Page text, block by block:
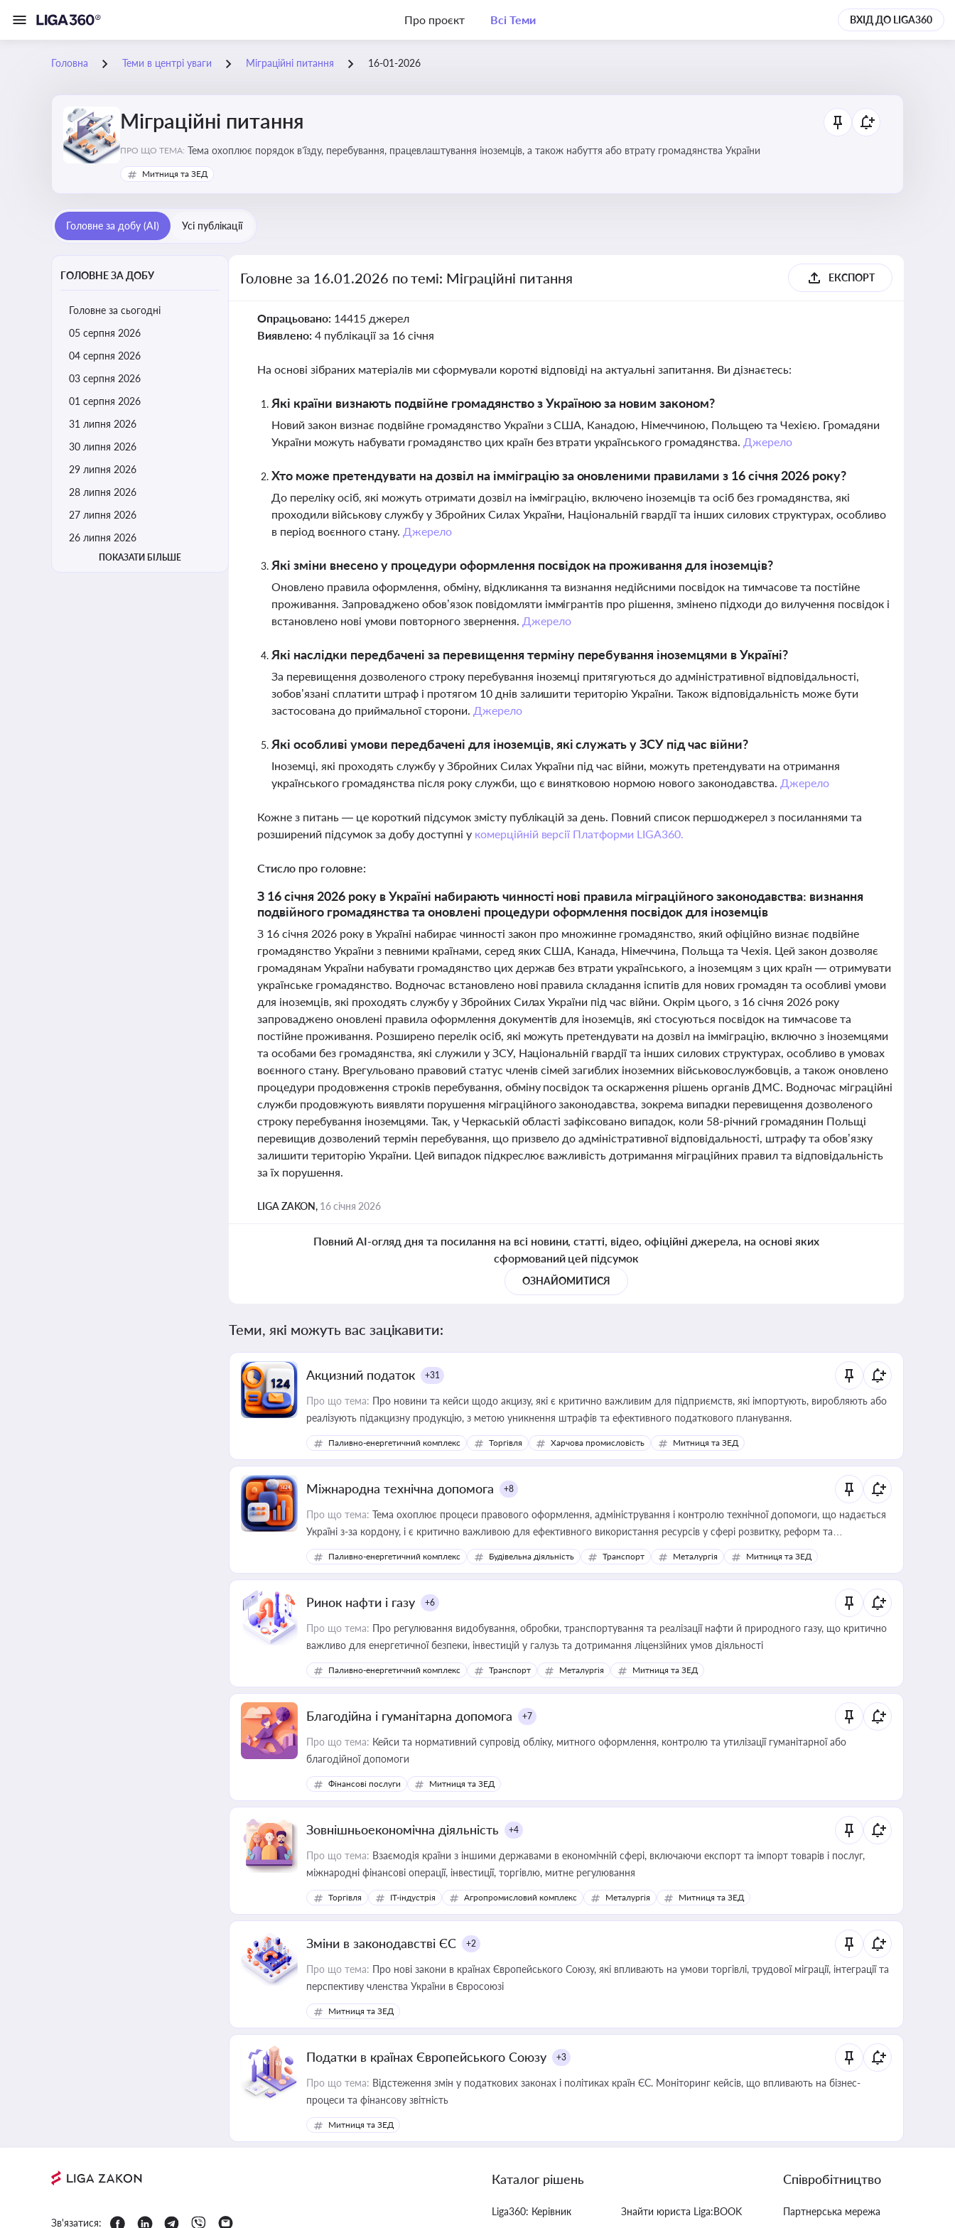
Про проєкт Всі Теми ВХІД ДО LIGA360
Головна Теми в центрі уваги Міграційні питання 16-01-2026
Міграційні питання
ПРО ЩО ТЕМА: Тема охоплює порядок в’їзду, перебування, працевлаштування іноземців, а також набуття або втрату громадянства України
Митниця та ЗЕД
Головне за добу (AI) Усі публікації
ГОЛОВНЕ ЗА ДОБУ
Головне за сьогодні
05 серпня 2026
04 серпня 2026
03 серпня 2026
01 серпня 2026
31 липня 2026
30 липня 2026
29 липня 2026
28 липня 2026
27 липня 2026
26 липня 2026
ПОКАЗАТИ БІЛЬШЕ
Головне за 16.01.2026 по темі: Міграційні питання ЕКСПОРТ
Опрацьовано: 14415 джерел
Виявлено: 4 публікації за 16 січня
На основі зібраних матеріалів ми сформували короткі відповіді на актуальні запитання. Ви дізнаєтесь:
Які країни визнають подвійне громадянство з Україною за новим законом?
Новий закон визнає подвійне громадянство України з США, Канадою, Німеччиною, Польщею та Чехією. Громадяни
України можуть набувати громадянство цих країн без втрати українського громадянства. Джерело
Хто може претендувати на дозвіл на імміграцію за оновленими правилами з 16 січня 2026 року?
До переліку осіб, які можуть отримати дозвіл на імміграцію, включено іноземців та осіб без громадянства, які
проходили військову службу у Збройних Силах України, Національній гвардії та інших силових структурах, особливо
в період воєнного стану. Джерело
Які зміни внесено у процедури оформлення посвідок на проживання для іноземців?
Оновлено правила оформлення, обміну, відкликання та визнання недійсними посвідок на тимчасове та постійне
проживання. Запроваджено обов’язок повідомляти іммігрантів про рішення, змінено підходи до вилучення посвідок і
встановлено нові умови повторного звернення. Джерело
Які наслідки передбачені за перевищення терміну перебування іноземцями в Україні?
За перевищення дозволеного строку перебування іноземці притягуються до адміністративної відповідальності,
зобов’язані сплатити штраф і протягом 10 днів залишити територію України. Також відповідальність може бути
застосована до приймальної сторони. Джерело
Які особливі умови передбачені для іноземців, які служать у ЗСУ під час війни?
Іноземці, які проходять службу у Збройних Силах України під час війни, можуть претендувати на отримання
українського громадянства після року служби, що є винятковою нормою нового законодавства. Джерело
Кожне з питань — це короткий підсумок змісту публікацій за день. Повний список першоджерел з посиланнями та
розширений підсумок за добу доступні у комерційній версії Платформи LIGA360.
Стисло про головне:
З 16 січня 2026 року в Україні набирають чинності нові правила міграційного законодавства: визнання
подвійного громадянства та оновлені процедури оформлення посвідок для іноземців
З 16 січня 2026 року в Україні набирає чинності закон про множинне громадянство, який офіційно визнає подвійне
громадянство України з певними країнами, серед яких США, Канада, Німеччина, Польща та Чехія. Цей закон дозволяє
громадянам України набувати громадянство цих держав без втрати українського, а іноземцям з цих країн — отримувати
українське громадянство. Водночас встановлено нові правила складання іспитів для нових громадян та особливі умови
для іноземців, які проходять службу у Збройних Силах України під час війни. Окрім цього, з 16 січня 2026 року
запроваджено оновлені правила оформлення документів для іноземців, які стосуються посвідок на тимчасове та
постійне проживання. Розширено перелік осіб, які можуть претендувати на дозвіл на імміграцію, включно з іноземцями
та особами без громадянства, які служили у ЗСУ, Національній гвардії та інших силових структурах, особливо в умовах
воєнного стану. Врегульовано правовий статус членів сімей загиблих іноземних військовослужбовців, а також оновлено
процедури продовження строків перебування, обміну посвідок та оскарження рішень органів ДМС. Водночас міграційні
служби продовжують виявляти порушення міграційного законодавства, зокрема випадки перевищення дозволеного
строку перебування іноземцями. Так, у Черкаській області зафіксовано випадок, коли 58-річний громадянин Польщі
перевищив дозволений термін перебування, що призвело до адміністративної відповідальності, штрафу та обов’язку
залишити територію України. Цей випадок підкреслює важливість дотримання міграційних правил та відповідальність
за їх порушення.
LIGA ZAKON, 16 січня 2026
Повний AI-огляд дня та посилання на всі новини, статті, відео, офіційні джерела, на основі яких
сформований цей підсумок
ОЗНАЙОМИТИСЯ
Теми, які можуть вас зацікавити:
Акцизний податок +31
Про що тема: Про новини та кейси щодо акцизу, які є критично важливим для підприємств, які імпортують, виробляють або
реалізують підакцизну продукцію, з метою уникнення штрафів та ефективного податкового планування.
Паливно-енергетичний комплекс Торгівля Харчова промисловість Митниця та ЗЕД
Міжнародна технічна допомога +8
Про що тема: Тема охоплює процеси правового оформлення, адміністрування і контролю технічної допомоги, що надається
Україні з-за кордону, і є критично важливою для ефективного використання ресурсів у сфері розвитку, реформ та
інфраструктурних проєктів
Паливно-енергетичний комплекс Будівельна діяльність Транспорт Металургія Митниця та ЗЕД
Ринок нафти і газу +6
Про що тема: Про регулювання видобування, обробки, транспортування та реалізації нафти й природного газу, що критично
важливо для енергетичної безпеки, інвестицій у галузь та дотримання ліцензійних умов діяльності
Паливно-енергетичний комплекс Транспорт Металургія Митниця та ЗЕД
Благодійна і гуманітарна допомога +7
Про що тема: Кейси та нормативний супровід обліку, митного оформлення, контролю та утилізації гуманітарної або
благодійної допомоги
Фінансові послуги Митниця та ЗЕД
Зовнішньоекономічна діяльність +4
Про що тема: Взаємодія країни з іншими державами в економічній сфері, включаючи експорт та імпорт товарів і послуг,
міжнародні фінансові операції, інвестиції, торгівлю, митне регулювання
Торгівля IT-індустрія Агропромисловий комплекс Металургія Митниця та ЗЕД
Зміни в законодавстві ЄС +2
Про що тема: Про нові закони в країнах Європейського Союзу, які впливають на умови торгівлі, трудової міграції, інтеграції та
перспективу членства України в Євросоюзі
Митниця та ЗЕД
Податки в країнах Європейського Союзу +3
Про що тема: Відстеження змін у податкових законах і політиках країн ЄС. Моніторинг кейсів, що впливають на бізнес-
процеси та фінансову звітність
Митниця та ЗЕД
Зв'язатися:
Каталог рішень
Liga360: Керівник Знайти юриста Liga:BOOK
Співробітництво
Партнерська мережа